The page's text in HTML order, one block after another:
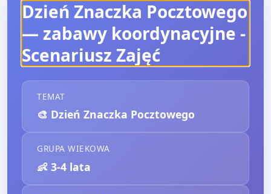
Dzień Znaczka Pocztowego
— zabawy koordynacyjne -
Scenariusz Zajęć
TEMAT
🎨 Dzień Znaczka Pocztowego
GRUPA WIEKOWA
👶 3-4 lata